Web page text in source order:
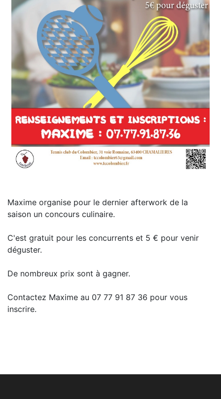
Maxime organise pour le dernier afterwork de la
saison un concours culinaire.
C'est gratuit pour les concurrents et 5 € pour venir
déguster.
De nombreux prix sont à gagner.
Contactez Maxime au 07 77 91 87 36 pour vous
inscrire.